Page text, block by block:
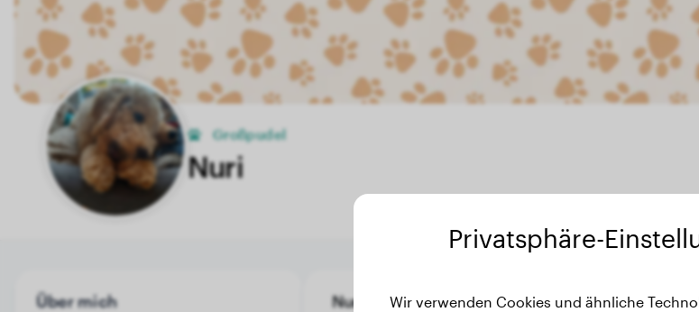
Großpudel
Nuri
Über mich Nuri's Gewichtsverlauf
Privatsphäre-
Wir verwenden Cookies und ähnliche